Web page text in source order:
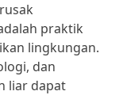
praktik
lingkungan.
dan
liar dapat